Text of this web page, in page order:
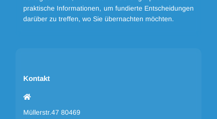
praktische Informationen, um fundierte Entscheidungen
darüber zu treffen, wo Sie übernachten möchten.
Kontakt
Müllerstr.47 80469